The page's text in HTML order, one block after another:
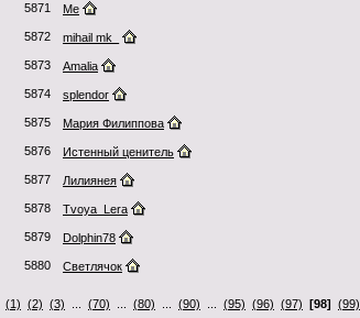
5871 Me
5872 mihail mk_
5873 Amalia
5874 splendor
5875 Мария Филиппова
5876 Истенный ценитель
5877 Лилиянея
5878 Tvoya_Lera
5879 Dolphin78
5880 Светлячок
(1) (2) (3) (70) (80) (90) (95) (96) (97) [98] (99)